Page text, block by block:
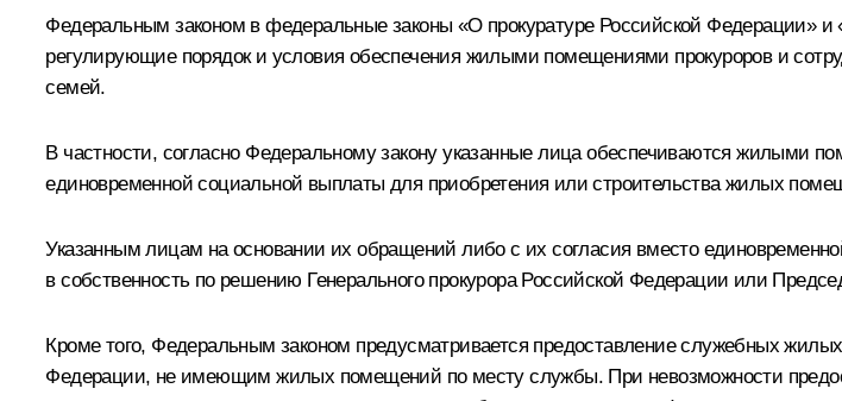
Федеральным законом в федеральные законы «О прокуратуре Российской Федерации»
регулирующие порядок и условия обеспечения жилыми помещениями прокуроров и
семей.
В частности, согласно Федеральному закону указанные лица обеспечиваются жилыми
единовременной социальной выплаты для приобретения или строительства жилых
Указанным лицам на основании их обращений либо с их согласия вместо
в собственность по решению Генерального прокурора Российской Федерации или
Кроме того, Федеральным законом предусматривается предоставление служебных
Федерации, не имеющим жилых помещений по месту службы. При невозможности